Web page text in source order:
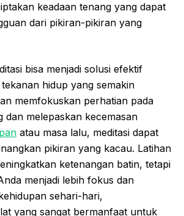
keadaan tenang yang dapat
dari pikiran-pikiran yang
bisa menjadi solusi efektif
hidup yang semakin
memfokuskan perhatian pada
dan melepaskan kecemasan
atau masa lalu, meditasi dapat
pikiran yang kacau. Latihan
ketenangan batin, tetapi
menjadi lebih fokus dan
sehari-hari,
yang sangat bermanfaat untuk